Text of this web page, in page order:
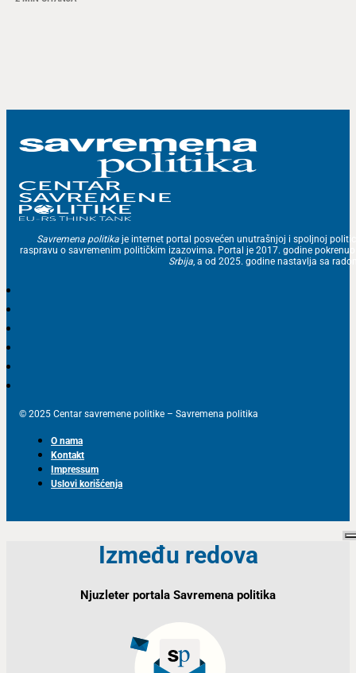
Savremena politika je internet portal posvećen unutrašnjoj i spoljnoj
raspravu o savremenim političkim izazovima. Portal je 2017. godine
Srbija, a od 2025. godine nastavlja sa
© 2025 Centar savremene politike – Savremena politika
O nama
Kontakt
Impressum
Uslovi korišćenja
Između redova
Njuzleter portala Savremena politika